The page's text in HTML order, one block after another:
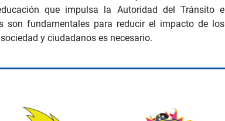
que impulsa la Autoridad del Tránsito e
son fundamentales para reducir el impacto de los
y ciudadanos es necesario.